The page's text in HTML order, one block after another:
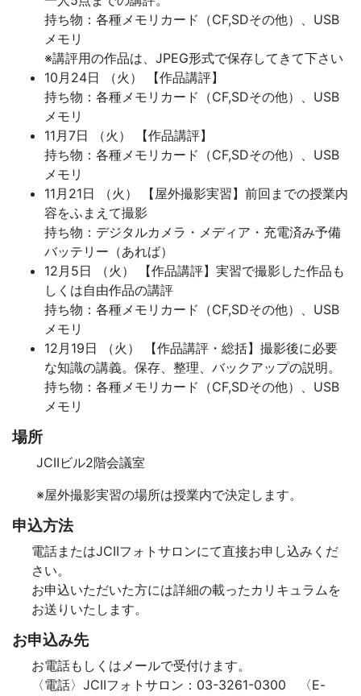
持ち物：各種メモリカード（CF,SDその他）、USB
メモリ
※講評用の作品は、JPEG形式で保存してきて下さい
10月24日 （火） 【作品講評】
持ち物：各種メモリカード（CF,SDその他）、USB
メモリ
11月7日 （火） 【作品講評】
持ち物：各種メモリカード（CF,SDその他）、USB
メモリ
11月21日 （火） 【屋外撮影実習】前回までの授業内
容をふまえて撮影
持ち物：デジタルカメラ・メディア・充電済み予備
バッテリー（あれば）
12月5日 （火） 【作品講評】実習で撮影した作品も
しくは自由作品の講評
持ち物：各種メモリカード（CF,SDその他）、USB
メモリ
12月19日 （火） 【作品講評・総括】撮影後に必要
な知識の講義。保存、整理、バックアップの説明。
持ち物：各種メモリカード（CF,SDその他）、USB
メモリ
場所
JCIIビル2階会議室
※屋外撮影実習の場所は授業内で決定します。
申込方法
電話またはJCIIフォトサロンにて直接お申し込みくだ
さい。
お申込いただいた方には詳細の載ったカリキュラムを
お送りいたします。
お申込み先
お電話もしくはメールで受付けます。
〈電話〉JCIIフォトサロン：03-3261-0300 〈E-